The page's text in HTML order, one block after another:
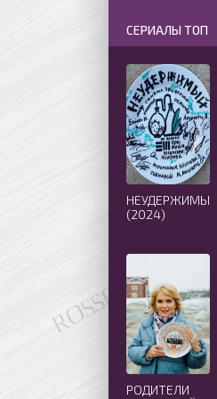
СЕРИАЛЫ ТОП
НЕУДЕРЖИМЫЙ
(2024)
РОДИТЕЛИ